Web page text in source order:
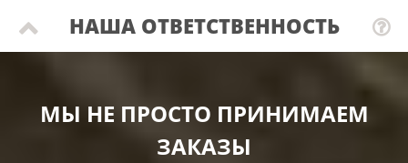
НАША ОТВЕТСТВЕННОСТЬ
МЫ НЕ ПРОСТО ПРИНИМАЕМ
ЗАКАЗЫ